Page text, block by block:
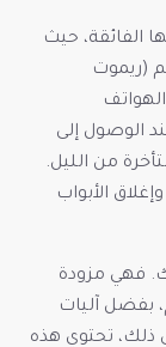
الفائقة، حيث
(ريموت
الوصول إلى
من الليل.
الأبواب
فهي مزودة
بفضل آليات
ذلك، تحتوي هذه